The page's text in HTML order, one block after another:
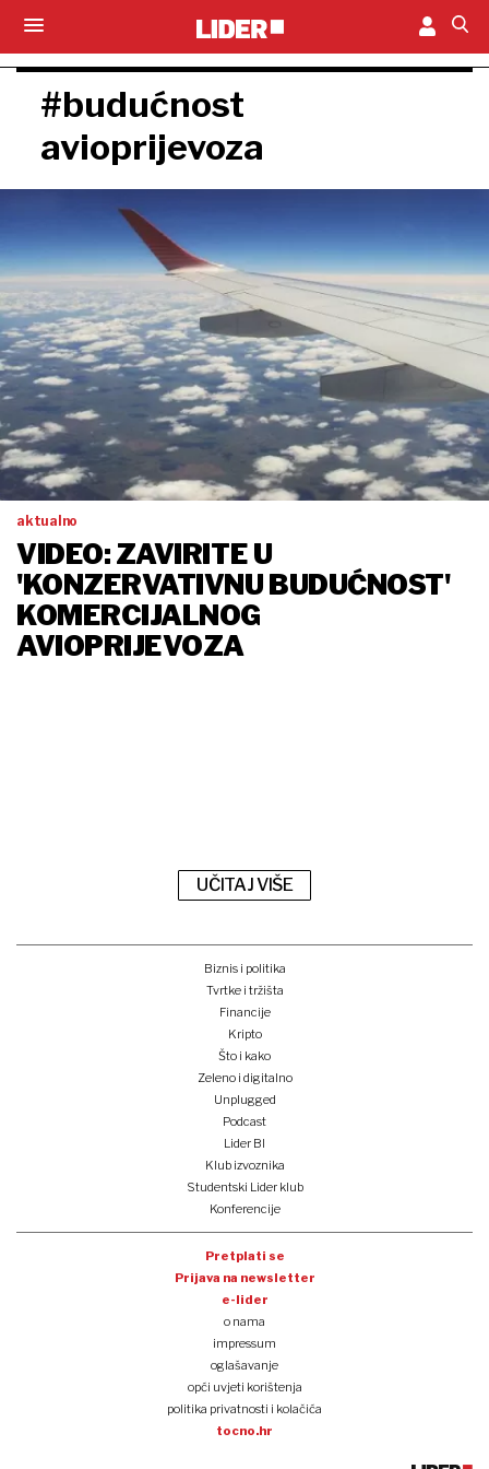
#budućnost
avioprijevoza
aktualno
VIDEO: ZAVIRITE U
'KONZERVATIVNU BUDUĆNOST'
KOMERCIJALNOG
AVIOPRIJEVOZA
UČITAJ VIŠE
Biznis i politika
Tvrtke i tržišta
Financije
Kripto
Što i kako
Zeleno i digitalno
Unplugged
Podcast
Lider BI
Klub izvoznika
Studentski Lider klub
Konferencije
Pretplati se
Prijava na newsletter
e-lider
o nama
impressum
oglašavanje
opći uvjeti korištenja
politika privatnosti i kolačića
tocno.hr